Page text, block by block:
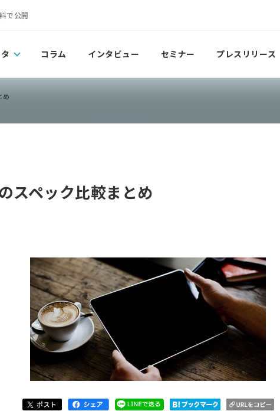
で公開
コラム インタビュー セミナー プレスリリース
め
スペック比較まとめ